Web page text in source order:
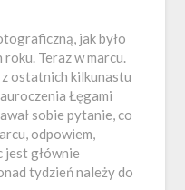
jak było
Teraz w marcu.
ostatnich kilkunastu
Łęgami
sobie pytanie, co
odpowiem,
jest głównie
tydzień należy do